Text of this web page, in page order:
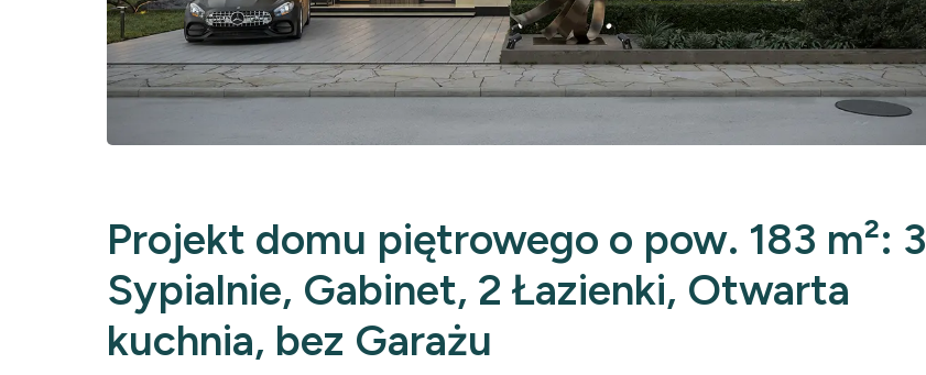
Projekt domu piętrowego o pow. 183 m²: 3
Sypialnie, Gabinet, 2 Łazienki, Otwarta
kuchnia, bez Garażu